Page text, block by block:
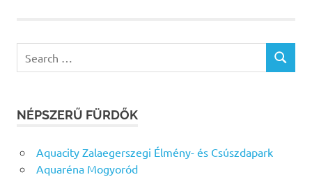
for:
SEARCH
NÉPSZERŰ FÜRDŐK
Aquacity Zalaegerszegi Élmény- és Csúszdapark
Aquaréna Mogyoród